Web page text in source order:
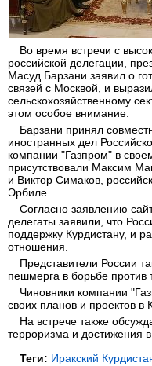
Во время встречи с
российской делегации,
Масуд Барзани заявил о
связей с Москвой, и
сельскохозяйственному
этом особое внимание.
Барзани принял
иностранных дел
компании "Газпром" в
присутствовали Максим
и Виктор Симаков,
Эрбиле.
Согласно заявлению
делегаты заявили, что
поддержку Курдистану, и
отношения.
Представители России
пешмерга в борьбе против
Чиновники компании
своих планов и проектов в
На встрече также
терроризма и достижения
Теги: Иракский